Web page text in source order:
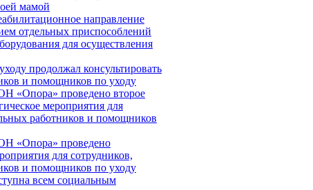
мамой
направление
отдельных приспособлений
для осуществления
продолжал консультировать
и помощников по уходу
«Опора» проведено второе
мероприятия для
работников и помощников
«Опора» проведено
для сотрудников,
и помощников по уходу
всем социальным